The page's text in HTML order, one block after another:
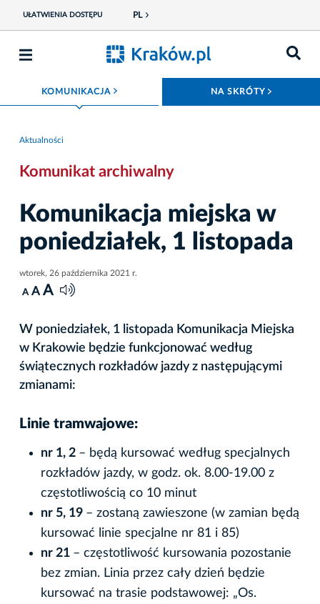
UŁATWIENIA DOSTĘPU PL
KOMUNIKACJA ROZWIŃ MENU NA SKRÓTY
Aktualności
Komunikat archiwalny
Komunikacja miejska w
poniedziałek, 1 listopada
wtorek, 26 października 2021 r.
A A A
W poniedziałek, 1 listopada Komunikacja Miejska
w Krakowie będzie funkcjonować według
świątecznych rozkładów jazdy z następującymi
zmianami:
Linie tramwajowe:
nr 1, 2 – będą kursować według specjalnych
rozkładów jazdy, w godz. ok. 8.00-19.00 z
częstotliwością co 10 minut
nr 5, 19 – zostaną zawieszone (w zamian będą
kursować linie specjalne nr 81 i 85)
nr 21 – częstotliwość kursowania pozostanie
bez zmian. Linia przez cały dzień będzie
kursować na trasie podstawowej: „Os.